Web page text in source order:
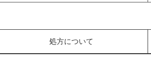
処方について